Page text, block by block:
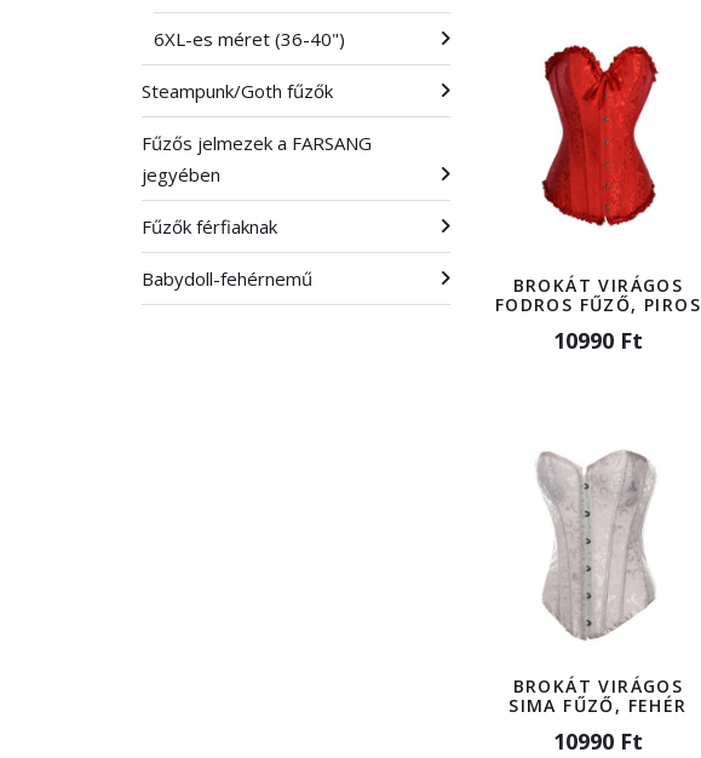
6XL-es méret (36-40")
Steampunk/Goth fűzők
Fűzős jelmezek a FARSANG
jegyében
Fűzők férfiaknak
Babydoll-fehérnemű
BROKÁT VIRÁGOS
FODROS FŰZŐ, PIROS
10990 Ft
BROKÁT VIRÁGOS
SIMA FŰZŐ, FEHÉR
10990 Ft